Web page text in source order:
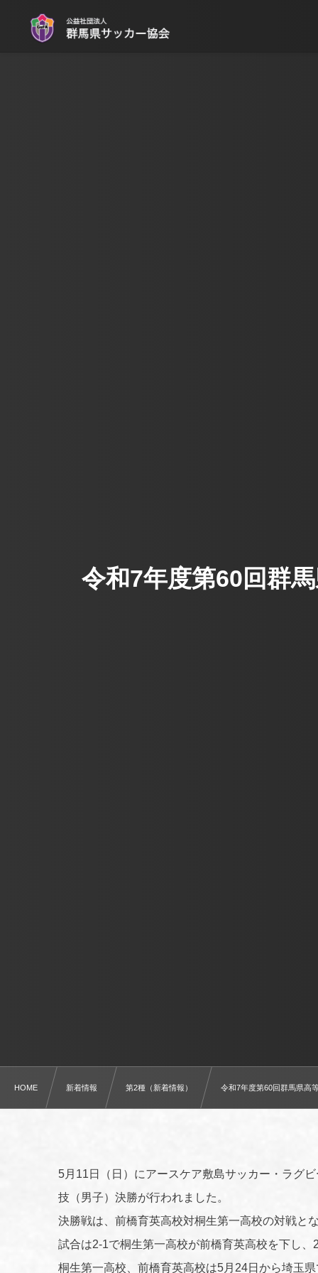
令和7年度第60回群
HOME 新着情報 第2種（新着情報） 令和7年度第60回群馬県高
5月11日（日）にアースケア敷島サッカー・ラグ
技（男子）決勝が行われました。
決勝戦は、前橋育英高校対桐生第一高校の対戦と
試合は2-1で桐生第一高校が前橋育英高校を下し、
桐生第一高校、前橋育英高校は5月24日から埼玉